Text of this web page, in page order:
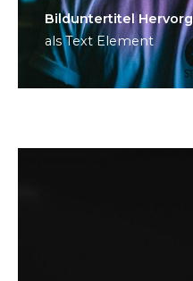
Bild­unter­titel
als Text Element